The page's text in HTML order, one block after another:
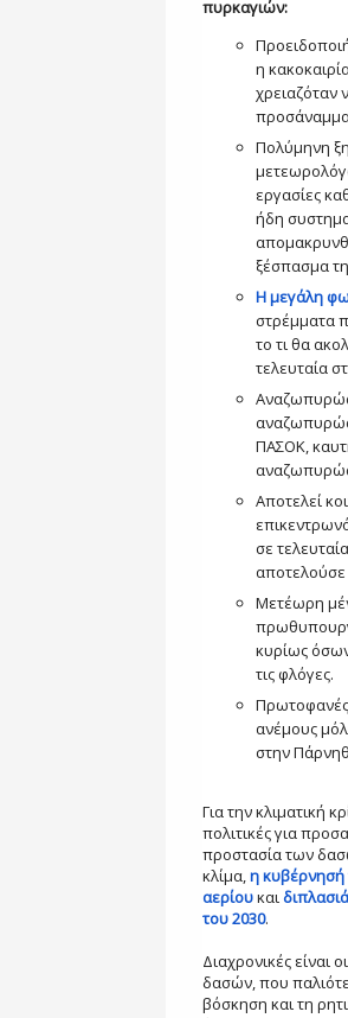
πυρκαγιών:
η
χρειαζόταν
προσάναμμα
Πολύμηνη
εργασίες
ήδη
ξέσπασμα
Η μεγάλη
στρέμματα
το τι θα
τελευταία
ΠΑΣΟΚ,
Αποτελεί
σε
αποτελούσε
Μετέωρη
κυρίως
τις φλόγες.
Πρωτοφανές
ανέμους
στην
Για την κλιματική
πολιτικές για
προστασία των
κλίμα,η κυβέρνησή
αερίουκαι
του 2030.
Διαχρονικές είναι
δασών, που
βόσκηση και τη